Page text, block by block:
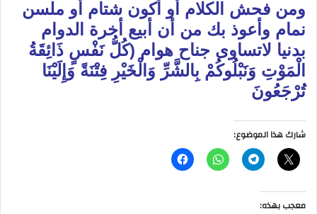
ومن فحش الكلام أو أكون شتام أو ملسن
نمام وأعوذ بك من أن أبيع أخرة الدوام
بدنيا لاتساوى جناح هوام (كُلُّ نَفْسٍ ذَائِقَةُ
الْمَوْتِ وَنَبْلُوكُمْ بِالشَّرِّ وَالْخَيْرِ فِتْنَةً وَإِلَيْنَا
تُرْجَعُونَ
شارك هذا الموضوع:
معجب بهذه: